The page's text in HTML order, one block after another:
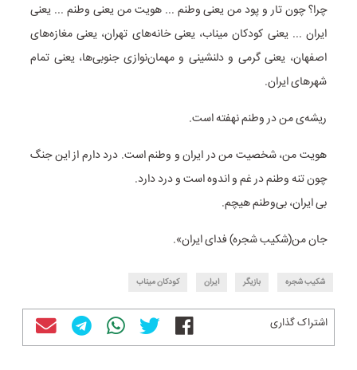
چرا؟ چون تار و پود من یعنی وطنم ... هویت من یعنی وطنم ... یعنی
ایران ... یعنی کودکان میناب، یعنی خانه‌های تهران، یعنی مغازه‌های
اصفهان، یعنی گرمی و دلنشینی و مهمان‌نوازی جنوبی‌ها، یعنی تمام
شهرهای ایران.
ریشه‌ی من در وطنم نهفته است.
هویت من، شخصیت من در ایران و وطنم است. درد دارم از این جنگ
چون تنه وطنم در غم و اندوه است و درد دارد.
بی ایران، بی‌وطنم هیچم.
جان من(شکیب شجره) فدای ایران».
شکیب شجره بازیگر ایران کودکان میناب
اشتراک گذاری